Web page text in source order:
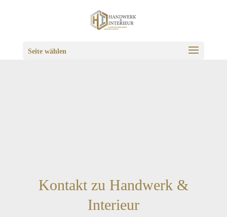
Seite wählen
Kontakt zu Handwerk &
Interieur